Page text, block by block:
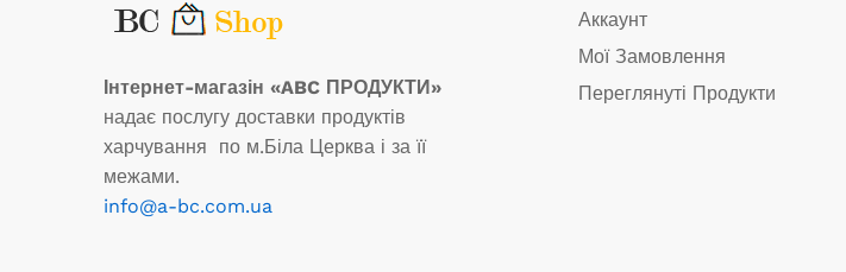
Інтернет-магазін «ABC ПРОДУКТИ»
надає послугу доставки продуктів
харчування по м.Біла Церква і за її
межами.
info@a-bc.com.ua
Аккаунт
Мої Замовлення
Переглянуті Продукти